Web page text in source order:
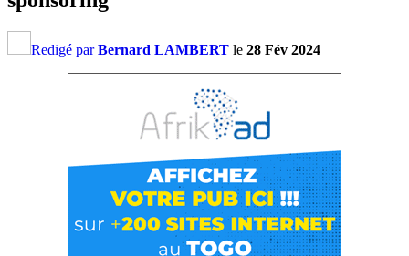
Redigé parBernard LAMBERT le 28 Fév 2024